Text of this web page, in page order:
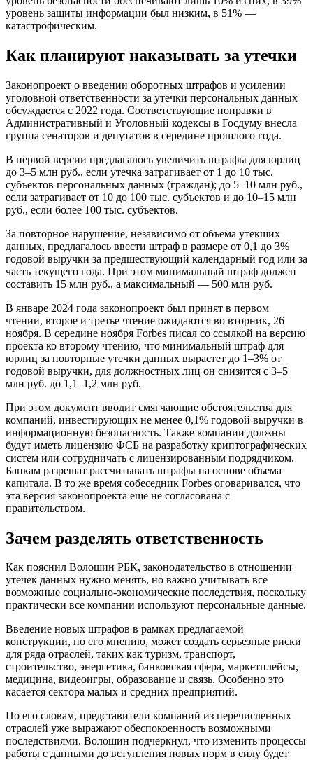
уровень защиты информации был низким, в 51% —
катастрофическим.
Как планируют наказывать за утечки
Законопроект о введении оборотных штрафов и усилении
уголовной ответственности за утечки персональных данных
обсуждается с 2022 года. Соответствующие поправки в
Административный и Уголовный кодексы в Госдуму внесла
группа сенаторов и депутатов в середине прошлого года.
В первой версии предлагалось увеличить штрафы для юрлиц
до 3–5 млн руб., если утечка затрагивает от 1 до 10 тыс.
субъектов персональных данных (граждан); до 5–10 млн руб.,
если затрагивает от 10 до 100 тыс. субъектов и до 10–15 млн
руб., если более 100 тыс. субъектов.
За повторное нарушение, независимо от объема утекших
данных, предлагалось ввести штраф в размере от 0,1 до 3%
годовой выручки за предшествующий календарный год или за
часть текущего года. При этом минимальный штраф должен
составить 15 млн руб., а максимальный — 500 млн руб.
В январе 2024 года законопроект был принят в первом
чтении, второе и третье чтение ожидаются во вторник, 26
ноября. В середине ноября Forbes писал со ссылкой на версию
проекта ко второму чтению, что минимальный штраф для
юрлиц за повторные утечки данных вырастет до 1–3% от
годовой выручки, для должностных лиц он снизится с 3–5
млн руб. до 1,1–1,2 млн руб.
При этом документ вводит смягчающие обстоятельства для
компаний, инвестирующих не менее 0,1% годовой выручки в
информационную безопасность. Также компании должны
будут иметь лицензию ФСБ на разработку криптографических
систем или сотрудничать с лицензированным подрядчиком.
Банкам разрешат рассчитывать штрафы на основе объема
капитала. В то же время собеседник Forbes оговаривался, что
эта версия законопроекта еще не согласована с
правительством.
Зачем разделять ответственность
Как пояснил Волошин РБК, законодательство в отношении
утечек данных нужно менять, но важно учитывать все
возможные социально-экономические последствия, поскольку
практически все компании используют персональные данные.
Введение новых штрафов в рамках предлагаемой
конструкции, по его мнению, может создать серьезные риски
для ряда отраслей, таких как туризм, транспорт,
строительство, энергетика, банковская сфера, маркетплейсы,
медицина, видеоигры, образование и связь. Особенно это
касается сектора малых и средних предприятий.
По его словам, представители компаний из перечисленных
отраслей уже выражают обеспокоенность возможными
последствиями. Волошин подчеркнул, что изменить процессы
работы с данными до вступления новых норм в силу будет